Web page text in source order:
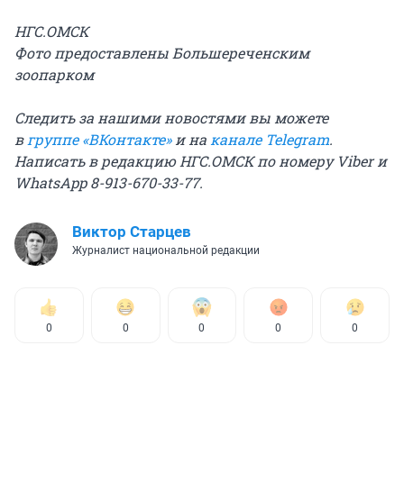
НГС.ОМСК
Фото предоставлены Большереченским
зоопарком
Следить за нашими новостями вы можете
вгруппе «ВКонтакте»и наканале Telegram.
Написать в редакцию НГС.ОМСК по номеру Viber и
WhatsApp 8-913-670-33-77.
Виктор Старцев
Журналист национальной редакции
0 0 0 0 0